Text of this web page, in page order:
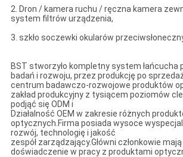
2. Dron / kamera ruchu / ręczna kamera
system filtrów urządzenia,
3. szkło soczewki okularów
BST stworzyło kompletny system łańcucha
badań i rozwoju, przez produkcję po
centrum badawczo-rozwojowe produktów
zakład produkcyjny z tysiącem poziomów
podjąć się ODM i
Działalność OEM w zakresie różnych
optycznych.Firma posiada wysoce
rozwój, technologię i jakość
zespół zarządzający.Główni członkowie
doświadczenie w pracy z produktami